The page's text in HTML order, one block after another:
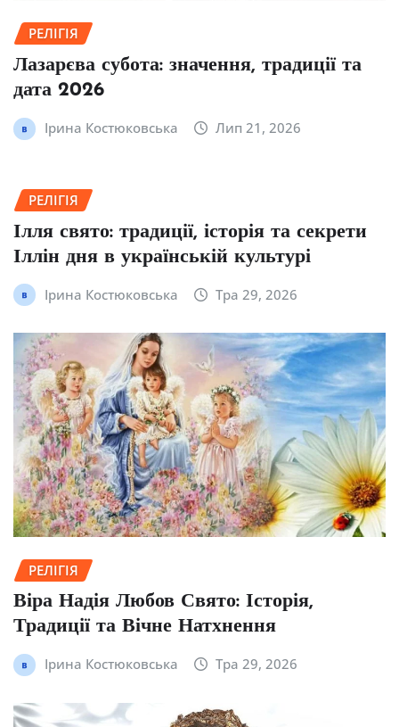
РЕЛІГІЯ
Лазарєва субота: значення, традиції та
дата 2026
Ірина Костюковська Лип 21, 2026
РЕЛІГІЯ
Ілля свято: традиції, історія та секрети
Іллін дня в українській культурі
Ірина Костюковська Тра 29, 2026
РЕЛІГІЯ
Віра Надія Любов Свято: Історія,
Традиції та Вічне Натхнення
Ірина Костюковська Тра 29, 2026